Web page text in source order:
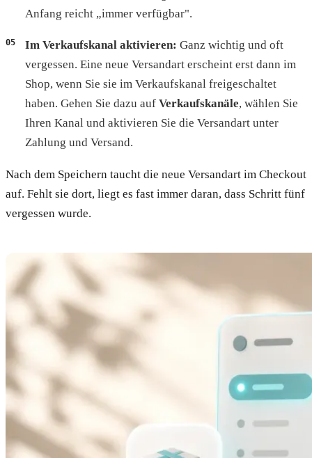
Anfang reicht „immer verfügbar".
Im Verkaufskanal aktivieren: Ganz wichtig und oft
vergessen. Eine neue Versandart erscheint erst dann im
Shop, wenn Sie sie im Verkaufskanal freigeschaltet
haben. Gehen Sie dazu auf Verkaufskanäle, wählen Sie
Ihren Kanal und aktivieren Sie die Versandart unter
Zahlung und Versand.
Nach dem Speichern taucht die neue Versandart im Checkout
auf. Fehlt sie dort, liegt es fast immer daran, dass Schritt fünf
vergessen wurde.